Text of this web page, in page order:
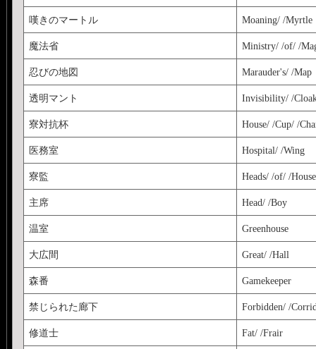
嘆きのマートル Moaning/ /Myrtle
魔法省 Ministry/ /of/ /
忍びの地図 Marauder's/ /Map
透明マント Invisibility/ /
寮対抗杯 House/ /Cup/ /
医務室 Hospital/ /Wing
寮監 Heads/ /of/ /
主席 Head/ /Boy
温室 Greenhouse
大広間 Great/ /Hall
森番 Gamekeeper
禁じられた廊下 Forbidden/ /
修道士 Fat/ /Frair